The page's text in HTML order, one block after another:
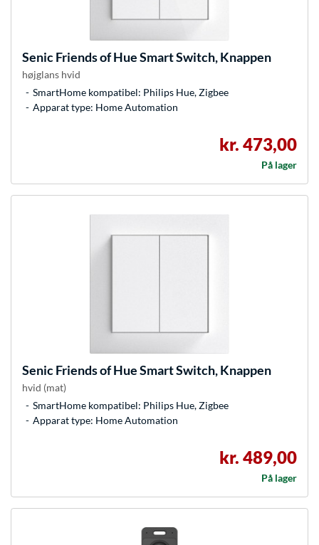
SenicFriends of Hue Smart Switch, Knappen
højglans hvid
SmartHome kompatibel: Philips Hue, Zigbee
Apparat type: Home Automation
kr. 473,00
På lager
SenicFriends of Hue Smart Switch, Knappen
hvid (mat)
SmartHome kompatibel: Philips Hue, Zigbee
Apparat type: Home Automation
kr. 489,00
På lager